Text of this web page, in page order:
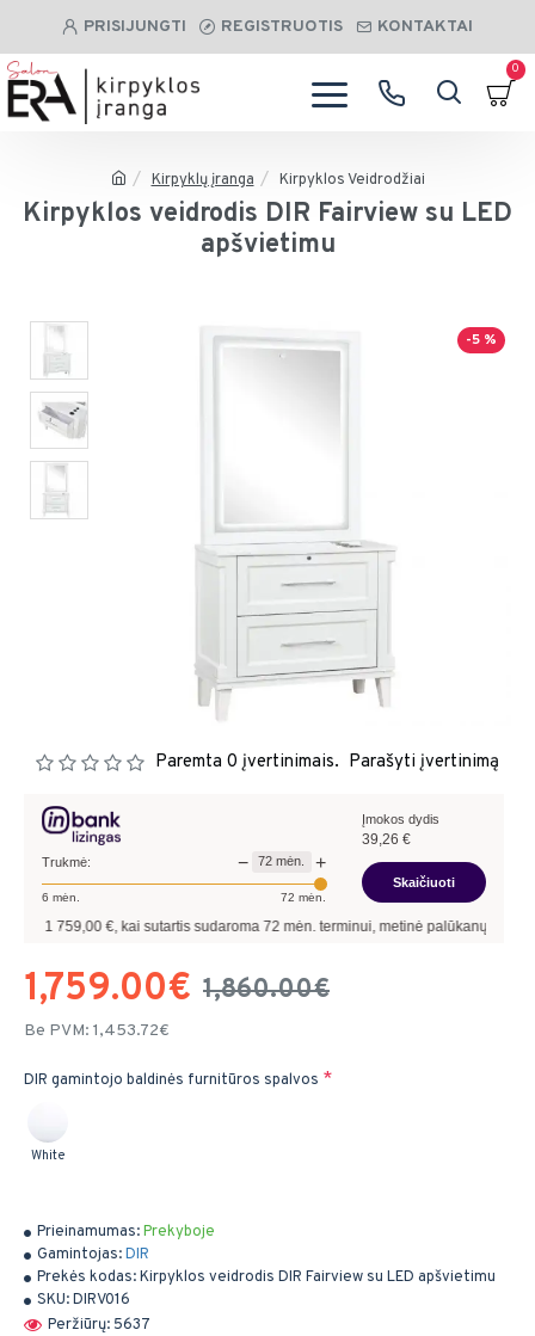
PRISIJUNGTI REGISTRUOTIS KONTAKTAI
0
Kirpyklų įranga Kirpyklos Veidrodžiai
Kirpyklos veidrodis DIR Fairview su LED
apšvietimu
-5 %
Prieinamumas:Prekyboje
Gamintojas:DIR
Prekės kodas:Kirpyklos veidrodis DIR Fairview su LED apšvietimu
SKU:DIRV016
Peržiūrų: 5637
Paremta 0 įvertinimais. Parašyti įvertinimą
1,759.00€ 1,860.00€
Be PVM: 1,453.72€
DIR gamintojo baldinės furnitūros spalvos
White
Trukmė: − 72 mėn. +
6 mėn. 72 mėn.
Įmokos dydis
39,26 €
Skaičiuoti
€, kai sutartis sudaroma72mėn. terminui, metinė palūkanų norma –